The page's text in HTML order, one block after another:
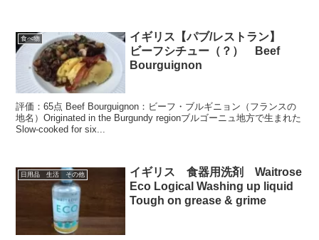
食べ物
イギリス【パブ/レストラン】
ビーフシチュー（？） Beef
Bourguignon
評価：65点 Beef Bourguignon：ビーフ・ブルギニョン（フランスの
地名）Originated in the Burgundy regionブルゴーニュ地方で生まれた
Slow-cooked for six...
日用品 生活 その他
イギリス 食器用洗剤 Waitrose
Eco Logical Washing up liquid
Tough on grease & grime